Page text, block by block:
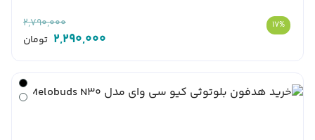
2,790,000 17%
2,290,000 تومان